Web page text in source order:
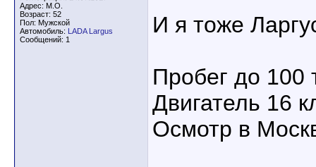
Адрес: М.О.
Возраст: 52
Пол: Мужской
Автомобиль: LADA Largus
Сообщений: 1
И я тоже
Пробег до 100
Двигатель 16
Осмотр в